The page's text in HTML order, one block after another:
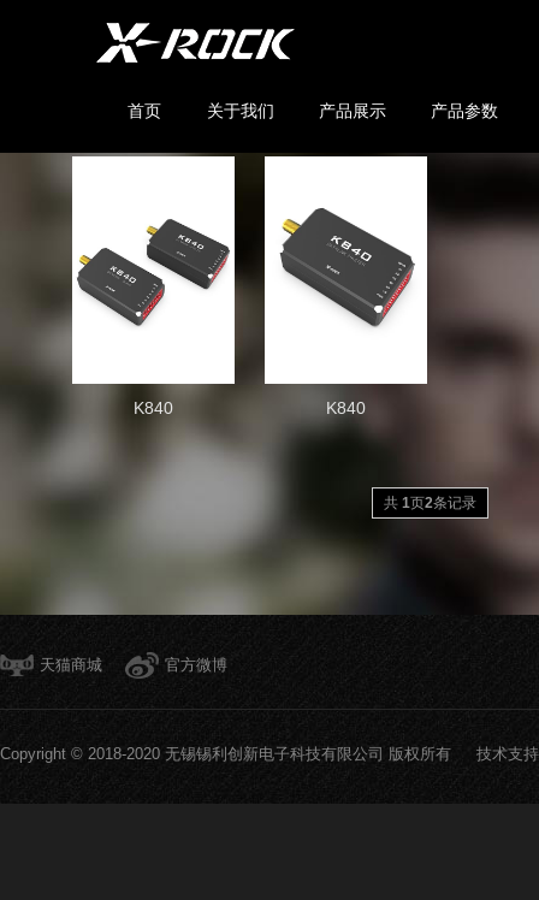
首页 关于我们 产品展示 产品参数
K840 K840
共 1页2条记录
天猫商城 官方微博
Copyright © 2018-2020 无锡锡利创新电子科技有限公司 版权所有 技术支